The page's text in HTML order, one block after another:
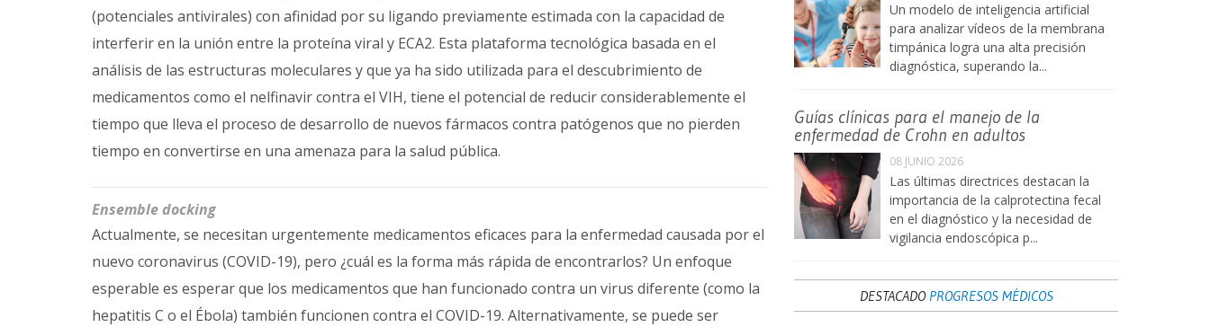
(potenciales antivirales) con afinidad por su ligando previamente estimada con la capacidad de
interferir en la unión entre la proteína viral y ECA2. Esta plataforma tecnológica basada en el
análisis de las estructuras moleculares y que ya ha sido utilizada para el descubrimiento de
medicamentos como el nelfinavir contra el VIH, tiene el potencial de reducir considerablemente el
tiempo que lleva el proceso de desarrollo de nuevos fármacos contra patógenos que no pierden
tiempo en convertirse en una amenaza para la salud pública.
Ensemble docking
Actualmente, se necesitan urgentemente medicamentos eficaces para la enfermedad causada por el
nuevo coronavirus (COVID-19), pero ¿cuál es la forma más rápida de encontrarlos? Un enfoque
esperable es esperar que los medicamentos que han funcionado contra un virus diferente (como la
hepatitis C o el Ébola) también funcionen contra el COVID-19. Alternativamente, se puede ser
Un modelo de inteligencia artificial
para analizar vídeos de la membrana
timpánica logra una alta precisión
diagnóstica, superando la...
Guías clínicas para el manejo de la
enfermedad de Crohn en adultos
08 JUNIO 2026
Las últimas directrices destacan la
importancia de la calprotectina fecal
en el diagnóstico y la necesidad de
vigilancia endoscópica p...
DESTACADO PROGRESOS MÉDICOS